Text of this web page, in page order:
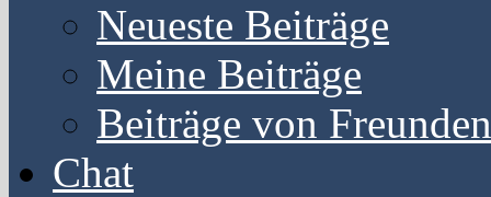
Neueste Beiträge
Meine Beiträge
Beiträge von Freunden
Chat